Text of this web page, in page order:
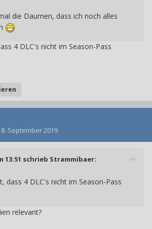
die Daumen, dass ich noch alles
4 DLC's nicht im Season-Pass
8. September 2019
13:51 schrieb Strammibaer:
dass 4 DLC's nicht im Season-Pass
relevant?